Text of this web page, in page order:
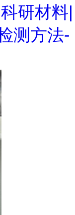
研材料|
测方法-